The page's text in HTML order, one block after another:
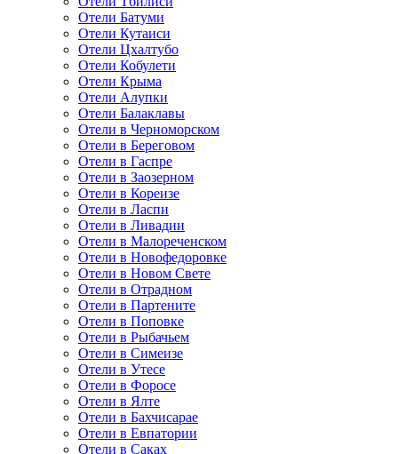
Отели Батуми
Отели Кутаиси
Отели Цхалтубо
Отели Кобулети
Отели Крыма
Отели Алупки
Отели Балаклавы
Отели в Черноморском
Отели в Береговом
Отели в Гаспре
Отели в Заозерном
Отели в Кореизе
Отели в Ласпи
Отели в Ливадии
Отели в Малореченском
Отели в Новофедоровке
Отели в Новом Свете
Отели в Отрадном
Отели в Партените
Отели в Поповке
Отели в Рыбачьем
Отели в Симеизе
Отели в Утесе
Отели в Форосе
Отели в Ялте
Отели в Бахчисарае
Отели в Евпатории
Отели в Саках